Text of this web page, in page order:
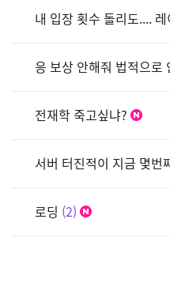
내 입장 횟수 돌리도....
응 보상 안해줘 법적으로
전재학 죽고싶냐?
서버 터진적이 지금 몇
로딩 2